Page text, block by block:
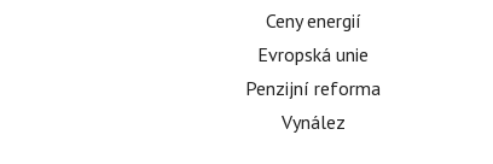
Ceny energií
Evropská unie
Penzijní reforma
Vynález